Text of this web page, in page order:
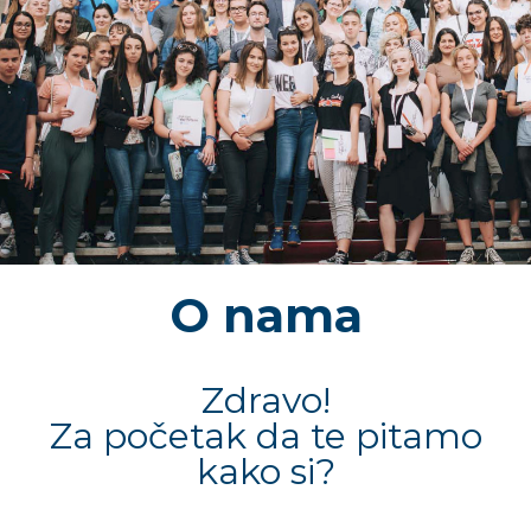
O nama
Zdravo!
Za početak da te pitamo
kako si?